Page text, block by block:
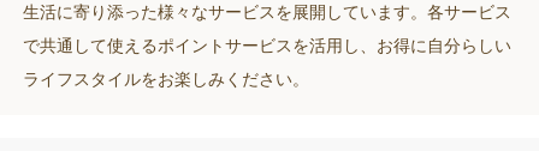
生活に寄り添った様々なサービスを展開しています。各サービス
で共通して使えるポイントサービスを活用し、お得に自分らしい
ライフスタイルをお楽しみください。